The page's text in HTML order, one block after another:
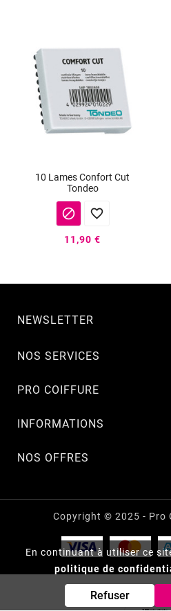
En continuant à utiliser ce
politique de
Refuser
10 Lames Confort Cut
Tondeo
 
11,90 €
NEWSLETTER
NOS SERVICES
PRO COIFFURE
INFORMATIONS
NOS OFFRES
Copyright © 2025 - Pro